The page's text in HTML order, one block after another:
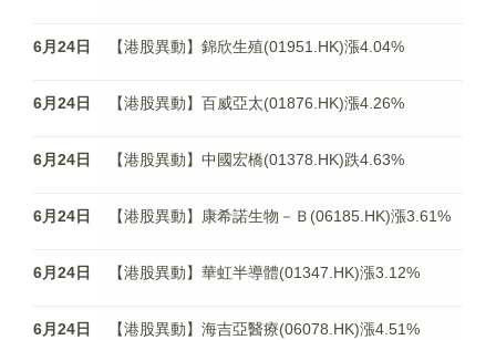
6月24日 【港股異動】錦欣生殖(01951.HK)漲4.04%
6月24日 【港股異動】百威亞太(01876.HK)漲4.26%
6月24日 【港股異動】中國宏橋(01378.HK)跌4.63%
6月24日 【港股異動】康希諾生物－Ｂ(06185.HK)漲3.61%
6月24日 【港股異動】華虹半導體(01347.HK)漲3.12%
6月24日 【港股異動】海吉亞醫療(06078.HK)漲4.51%